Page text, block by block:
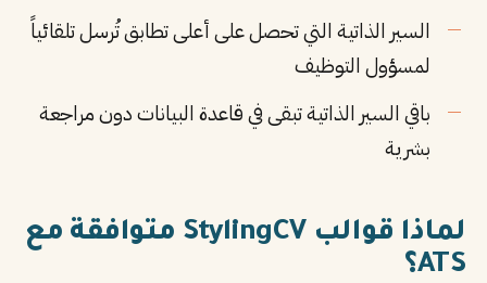
السير الذاتية التي تحصل على أعلى تطابق تُرسل تلقائياً
لمسؤول التوظيف
باقي السير الذاتية تبقى في قاعدة البيانات دون مراجعة
بشرية
لماذا قوالب StylingCV متوافقة مع
ATS؟